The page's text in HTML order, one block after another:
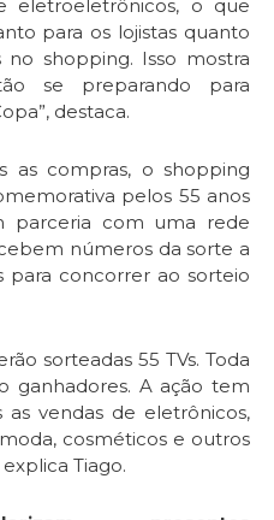
eletroeletrônicos, o que
para os lojistas quanto
shopping. Isso mostra
se preparando para
destaca.
as compras, o shopping
pelos 55 anos
parceria com uma rede
números da sorte a
para concorrer ao sorteio
sorteadas 55 TVs. Toda
ganhadores. A ação tem
vendas de eletrônicos,
cosméticos e outros
Tiago.